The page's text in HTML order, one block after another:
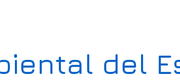
del